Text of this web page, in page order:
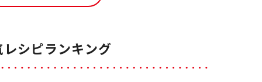
シピランキング